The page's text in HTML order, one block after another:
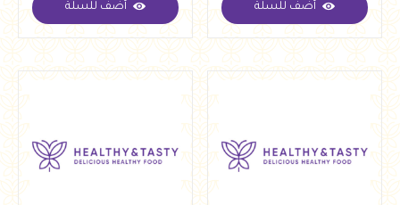
جنيه
أضف للسلة
جنيه
أضف للسلة